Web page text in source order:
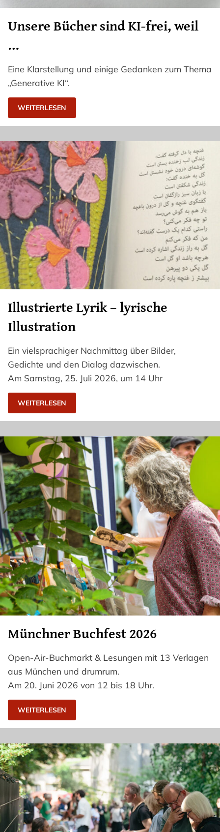
Unsere Bücher sind KI-frei, weil
…
Eine Klarstellung und einige Gedanken zum Thema
„Generative KI“.
WEITERLESEN
Illustrierte Lyrik – lyrische
Illustration
Ein vielsprachiger Nachmittag über Bilder,
Gedichte und den Dialog dazwischen.
Am Samstag, 25. Juli 2026, um 14 Uhr
WEITERLESEN
Münchner Buchfest 2026
Open-Air-Buchmarkt & Lesungen mit 13 Verlagen
aus München und drumrum.
Am 20. Juni 2026 von 12 bis 18 Uhr.
WEITERLESEN